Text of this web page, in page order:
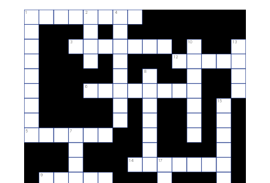
1 2 4
3 10 13
12
8
6
15
5 7
14 17
9